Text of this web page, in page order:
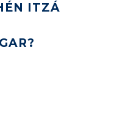
ITZÁ